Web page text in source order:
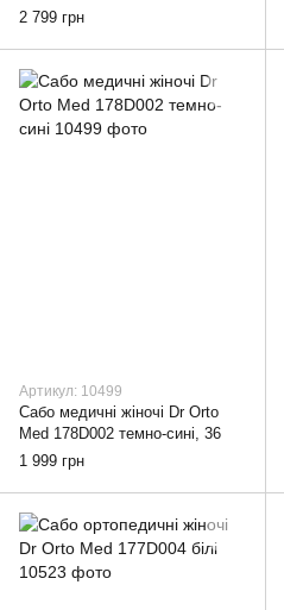
темно-бежеві, 38
2 799 грн
Артикул: 10499
Сабо медичні жіночі Dr Orto
Med 178D002 темно-сині, 36
1 999 грн